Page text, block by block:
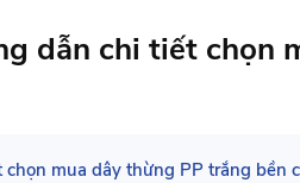
dẫn chi tiết chọn
mua dây thừng PP trắng